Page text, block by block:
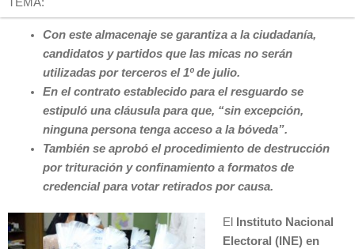
Con este almacenaje se garantiza a la ciudadanía,
candidatos y partidos que las micas no serán
utilizadas por terceros el 1º de julio.
En el contrato establecido para el resguardo se
estipuló una cláusula para que, “sin excepción,
ninguna persona tenga acceso a la bóveda”.
También se aprobó el procedimiento de destrucción
por trituración y confinamiento a formatos de
credencial para votar retirados por causa.
El
Instituto Nacional
Electoral (INE) en